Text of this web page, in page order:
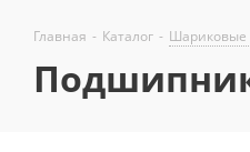
Главная - Каталог -
Подшипник